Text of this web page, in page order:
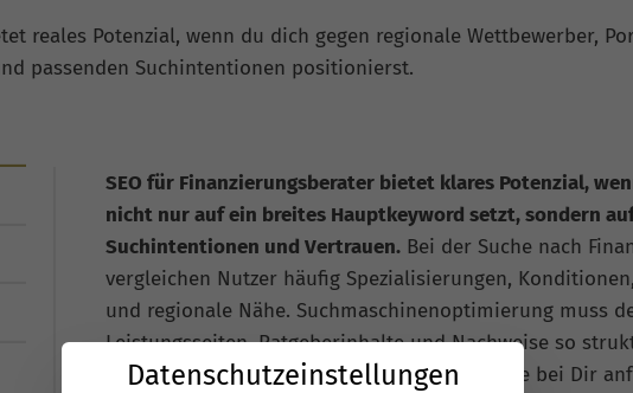
reales Potenzial, wenn du dich gegen regionale Wettbewerber,
passenden Suchintentionen positionierst.
SEO für Finanzierungsberater bietet klares Potenzial,
nicht nur auf ein breites Hauptkeyword setzt, sondern
Suchintentionen und Vertrauen. Bei der Suche nach
vergleichen Nutzer häufig Spezialisierungen,
und regionale Nähe. Suchmaschinenoptimierung muss
Leistungsseiten, Ratgeberinhalte und Nachweise so
Besucher schnell verstehen, warum sie gerade bei Dir
Datenschutzeinstellungen